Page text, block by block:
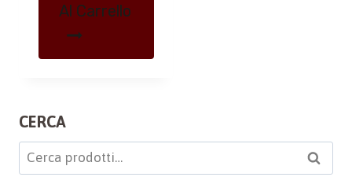
Al Carrello
CERCA
Cerca: Cerca